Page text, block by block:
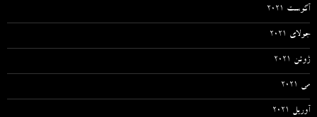
آگوست 2021
جولای 2021
ژوئن 2021
می 2021
آوریل 2021